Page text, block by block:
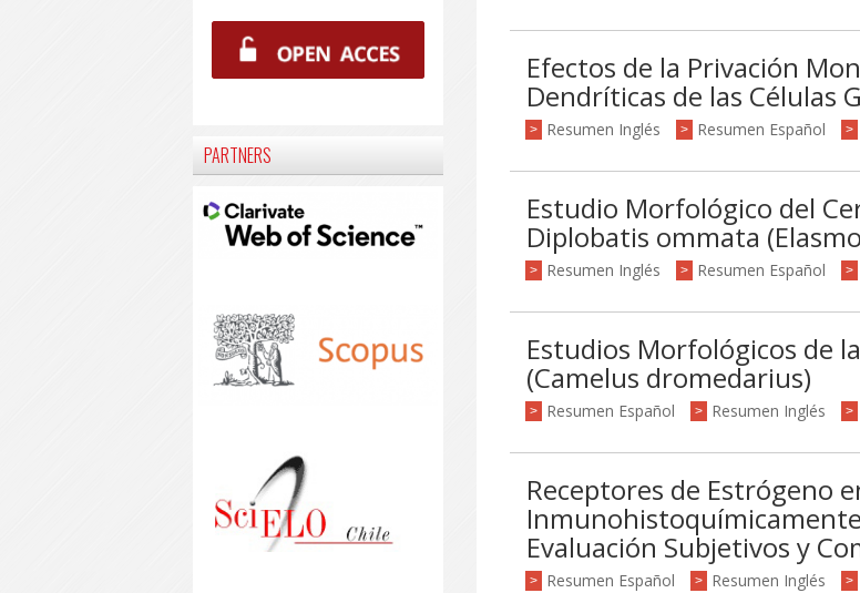
Efectos de la Privación
Dendríticas de las Células
> Resumen Inglés > Resumen Español >
Estudio Morfológico del
Diplobatis ommata
> Resumen Inglés > Resumen Español >
Estudios Morfológicos de
(Camelus dromedarius)
> Resumen Español > Resumen Inglés >
Receptores de Estrógeno
Evaluación Subjetivos y
> Resumen Español > Resumen Inglés >
PARTNERS